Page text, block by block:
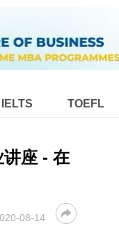
IELTS TOEFL
座 - 在
08-14